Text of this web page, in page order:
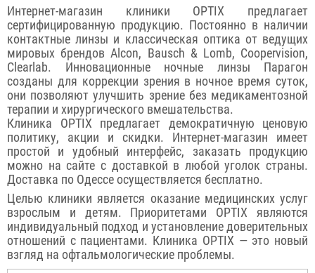
Интернет-магазин клиники OPTIX предлагает
сертифицированную продукцию. Постоянно в наличии
контактные линзы и классическая оптика от ведущих
мировых брендов Alcon, Bausch & Lomb, Coopervision,
Clearlab. Инновационные ночные линзы Парагон
созданы для коррекции зрения в ночное время суток,
они позволяют улучшить зрение без медикаментозной
терапии и хирургического вмешательства.
Клиника OPTIX предлагает демократичную ценовую
политику, акции и скидки. Интернет-магазин имеет
простой и удобный интерфейс, заказать продукцию
можно на сайте с доставкой в любой уголок страны.
Доставка по Одессе осуществляется бесплатно.
Целью клиники является оказание медицинских услуг
взрослым и детям. Приоритетами OPTIX являются
индивидуальный подход и установление доверительных
отношений с пациентами. Клиника OPTIX — это новый
взгляд на офтальмологические проблемы.